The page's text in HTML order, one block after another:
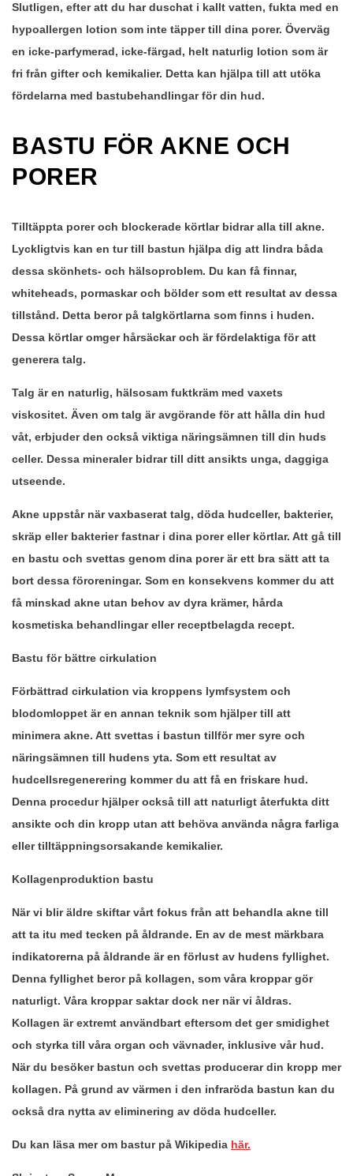
Slutligen, efter att du har duschat i kallt vatten, fukta med en
hypoallergen lotion som inte täpper till dina porer. Överväg
en icke-parfymerad, icke-färgad, helt naturlig lotion som är
fri från gifter och kemikalier. Detta kan hjälpa till att utöka
fördelarna med bastubehandlingar för din hud.
BASTU FÖR AKNE OCH
PORER
Tilltäppta porer och blockerade körtlar bidrar alla till akne.
Lyckligtvis kan en tur till bastun hjälpa dig att lindra båda
dessa skönhets- och hälsoproblem. Du kan få finnar,
whiteheads, pormaskar och bölder som ett resultat av dessa
tillstånd. Detta beror på talgkörtlarna som finns i huden.
Dessa körtlar omger hårsäckar och är fördelaktiga för att
generera talg.
Talg är en naturlig, hälsosam fuktkräm med vaxets
viskositet. Även om talg är avgörande för att hålla din hud
våt, erbjuder den också viktiga näringsämnen till din huds
celler. Dessa mineraler bidrar till ditt ansikts unga, daggiga
utseende.
Akne uppstår när vaxbaserat talg, döda hudceller, bakterier,
skräp eller bakterier fastnar i dina porer eller körtlar. Att gå till
en bastu och svettas genom dina porer är ett bra sätt att ta
bort dessa föroreningar. Som en konsekvens kommer du att
få minskad akne utan behov av dyra krämer, hårda
kosmetiska behandlingar eller receptbelagda recept.
Bastu för bättre cirkulation
Förbättrad cirkulation via kroppens lymfsystem och
blodomloppet är en annan teknik som hjälper till att
minimera akne. Att svettas i bastun tillför mer syre och
näringsämnen till hudens yta. Som ett resultat av
hudcellsregenerering kommer du att få en friskare hud.
Denna procedur hjälper också till att naturligt återfukta ditt
ansikte och din kropp utan att behöva använda några farliga
eller tilltäppningsorsakande kemikalier.
Kollagenproduktion bastu
När vi blir äldre skiftar vårt fokus från att behandla akne till
att ta itu med tecken på åldrande. En av de mest märkbara
indikatorerna på åldrande är en förlust av hudens fyllighet.
Denna fyllighet beror på kollagen, som våra kroppar gör
naturligt. Våra kroppar saktar dock ner när vi åldras.
Kollagen är extremt användbart eftersom det ger smidighet
och styrka till våra organ och vävnader, inklusive vår hud.
När du besöker bastun och svettas producerar din kropp mer
kollagen. På grund av värmen i den infraröda bastun kan du
också dra nytta av eliminering av döda hudceller.
Du kan läsa mer om bastur på Wikipedia här.